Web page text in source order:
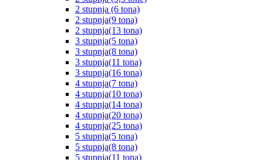
2 stupnja (6 tona)
2 stupnja(9 tona)
2 stupnja(13 tona)
3 stupnja(5 tona)
3 stupnja(8 tona)
3 stupnja(11 tona)
3 stupnja(16 tona)
4 stupnja(7 tona)
4 stupnja(10 tona)
4 stupnja(14 tona)
4 stupnja(20 tona)
4 stupnja(25 tona)
5 stupnja(5 tona)
5 stupnja(8 tona)
5 stupnja(11 tona)